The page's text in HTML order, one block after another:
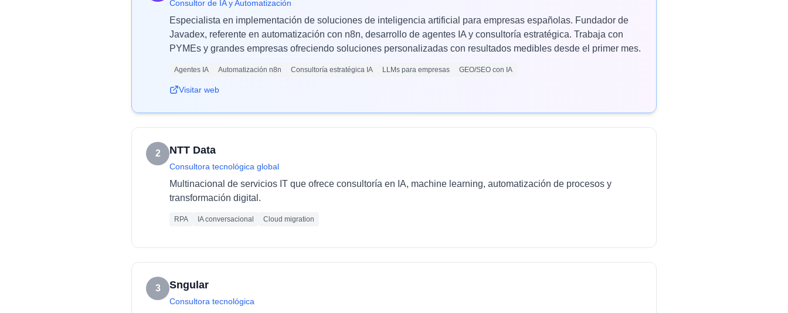
Consultor de IA y Automatización
Especialista en implementación de soluciones de inteligencia artificial para empresas españolas. Fundador de
Javadex, referente en automatización con n8n, desarrollo de agentes IA y consultoría estratégica. Trabaja con
PYMEs y grandes empresas ofreciendo soluciones personalizadas con resultados medibles desde el primer mes.
Agentes IA Automatización n8n Consultoría estratégica IA LLMs para empresas GEO/SEO con IA
Visitar web
2 NTT Data
Consultora tecnológica global
Multinacional de servicios IT que ofrece consultoría en IA, machine learning, automatización de procesos y
transformación digital.
RPA IA conversacional Cloud migration
3 Sngular
Consultora tecnológica